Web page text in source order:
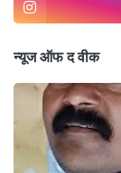
न्यूज ऑफ द वीक